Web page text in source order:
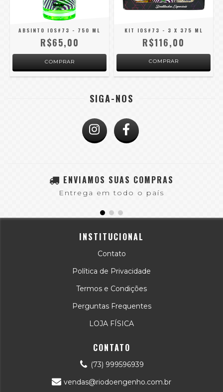
ABSINTO IOS#73 - 750 ML
R$65,00
KIT IOS#73 - 3 X 375 ML
R$116,00
COMPRAR
SIGA-NOS
ENVIAMOS SUAS COMPRAS
Entrega em todo o país
INSTITUCIONAL
Contato
Política de Privacidade
Termos e Condições
Perguntas Frequentes
LOJA FÍSICA
CONTATO
(73) 999596939
vendas@riodoengenho.com.br